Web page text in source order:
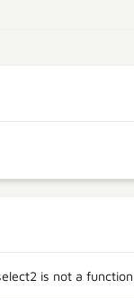
is not a function